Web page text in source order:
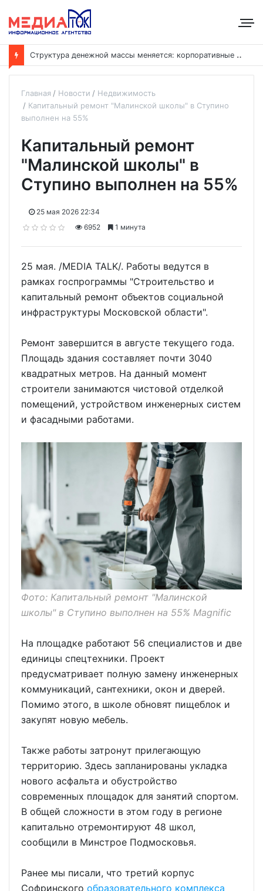
С
труктура денежной массы меняется: корпоративные депозиты обогнали вклады населения
Главная Новости
Недвижимость
Капитальный ремонт "Малинской школы" в Ступино
выполнен на 55%
Капитальный ремонт
"Малинской школы" в
Ступино выполнен на 55%
25 мая 2026 22:34
6952
1 минута
25 мая. /MEDIA TALK/. Работы ведутся в
рамках госпрограммы "Строительство и
капитальный ремонт объектов социальной
инфраструктуры Московской области".
Ремонт завершится в августе текущего года.
Площадь здания составляет почти 3040
квадратных метров. На данный момент
строители занимаются чистовой отделкой
помещений, устройством инженерных систем
и фасадными работами.
Фото: Капитальный ремонт "Малинской
школы" в Ступино выполнен на 55% Magnific
На площадке работают 56 специалистов и две
единицы спецтехники. Проект
предусматривает полную замену инженерных
коммуникаций, сантехники, окон и дверей.
Помимо этого, в школе обновят пищеблок и
закупят новую мебель.
Также работы затронут прилегающую
территорию. Здесь запланированы укладка
нового асфальта и обустройство
современных площадок для занятий спортом.
В общей сложности в этом году в регионе
капитально отремонтируют 48 школ,
сообщили в Минстрое Подмосковья.
Ранее мы писали, что третий корпус
Софринского образовательного комплекса